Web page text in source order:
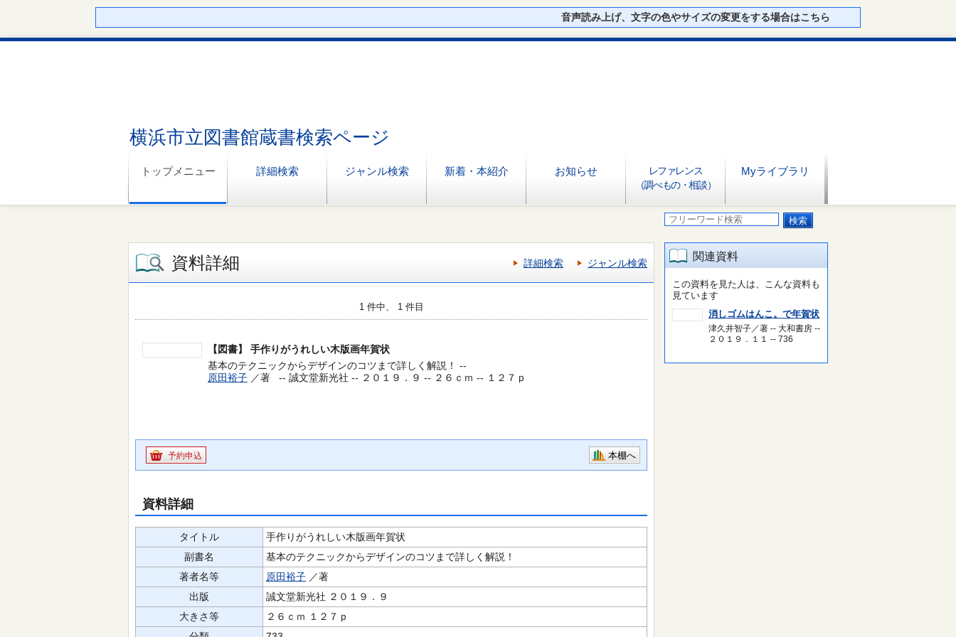
音声読み上げ、文字の色やサイズの変更をする場合はこちら
横浜市立図書館蔵書検索ページ
トップメニュー 詳細検索 ジャンル検索 新着・本紹介 お知らせ
レファレンス
（調べもの・相談）
Myライブラリ
資料詳細 詳細検索 ジャンル検索
1 件中、 1 件目
【図書】
手作りがうれしい木版画年賀状
基本のテクニックからデザインのコツまで詳しく解説！ --
原田裕子 ／著 -- 誠文堂新光社 -- ２０１９．９ -- ２６ｃｍ -- １２７ｐ
予約申込 本棚へ
資料詳細
タイトル
手作りがうれしい木版画年賀状
副書名
基本のテクニックからデザインのコツまで詳しく解説！
著者名等
原田裕子 ／著
出版
誠文堂新光社 ２０１９．９
大きさ等
２６ｃｍ １２７ｐ
関連資料
この資料を見た人は、こんな資料も
見ています
消しゴムはんこ。で年賀状
津久井智子／著 -- 大和書房 --
２０１９．１１ -- 736